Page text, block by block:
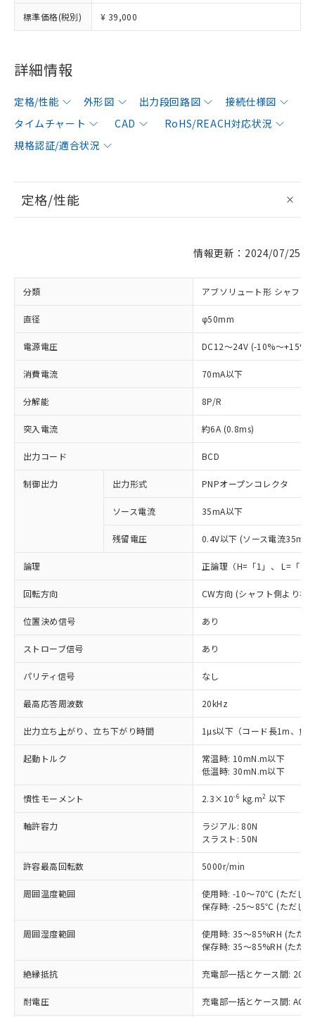
標準価格(税別) ¥ 39,000
詳細情報
定格/性能 外形図 出力段回路図
接続仕様図
タイムチャート
CAD
RoHS/REACH対応状況
規格認証/適合状況
定格/性能
情報更新：2024/07/25
分類 アブソリュート形 シャフト
直径 φ50mm
電源電圧 DC12～24V (-10%～
消費電流 70mA以下
分解能 8P/R
突入電流 約6A (0.8ms)
出力コード BCD
制御出力 出力形式 PNPオープンコレクタ
ソース電流 35mA以下
残留電圧 0.4V以下 (ソース電流35mA
論理 正論理（H=「1」、 L=「0
回転方向 CW方向 (シャフト側より右
位置決め信号 あり
ストローブ信号 あり
パリティ信号 なし
最高応答周波数 20kHz
出力立ち上がり、立ち下がり時間 1µs以下（コード長1m、負
起動トルク
常温時: 10mN.m以下
低温時: 30mN.m以下
慣性モーメント 2.3×10-6 kg.m2 以下
軸許容力
ラジアル: 80N
スラスト: 50N
許容最高回転数 5000r/min
周囲温度範囲
使用時: -10～70℃ (ただし
保存時: -25～85℃ (ただし
周囲湿度範囲
使用時: 35～85%RH (ただ
保存時: 35～85%RH (ただ
絶縁抵抗 充電部一括とケース間:
耐電圧 充電部一括とケース間:
以下の条件をお読みいただき、同意のうえ
本サービスは、当社制御機器事業取扱
商品の当社在庫状況および標準価格
(税抜)を提供させていただくもので
当社制御機器事業取扱商品の中には、
本サービスの対象外となる商品もある
ことをご了承ください。
在庫状況および標準価格照会結果は、
記載している更新日時点での社内デー
タに基づき作成されるものであり、閲
※1 対応状況
対応済み：EU RoHS指令（10物質）の
非含有に対応した製品が提供可能な商品で
す。
対応予定：EU RoHS指令（10物質）の非含
有に対応した製品に切り替える予定のある
商品です。
対応予定なし：EU RoHS指令（10物質）の
非含有に非対応の商品で、対応品を出す予
調査・確認中：EU RoHS指令（10物質）の
非含有の対応状況を調査中または確認中の
商品です。
非該当品：ライセンス料など無形物で、有
害物質有無と関係のない商品です。
仕入先様の事情により、非含有部品として
いたものが、含有品と判明した場合などや
むを得ず変更することがあります。
鉛(Pb) 1000ppm以下、 水銀(Hg) 1000ppm以下、 カド
※1 中国RoHS○×表
「○」：最大均質材料含有率が中国RoHSの
基準値以下であることを示します。
「×」：最大均質材料含有率が中国RoHSの
基準値を超えていることを示します。
「－」：未確認です。当社販売部門へお問
い合わせください。
*中国RoHS10物質の基準値 (GB/T26572)：
当社は、これら貴社製品のうち、外国
為替および外国貿易法に定める商品
（以下｢規制貨物等」という）を輸出
または国外への提供する場合は、日本
国政府の輸出許可(または役務取引許